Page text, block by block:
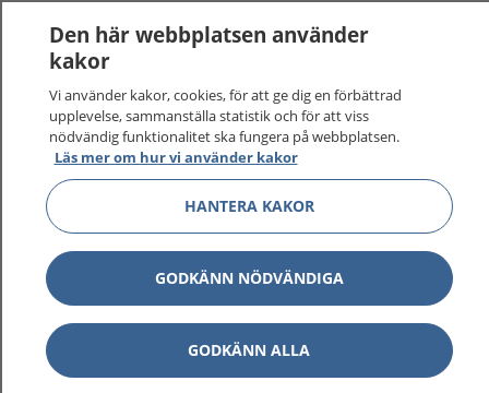
1177–tryggt om din hälsa och vård
På 1177.se får du råd om hälsa och information om
sjukdomar och vilka mottagningar du kan kontakta.
Logga in för att läsa din journal och göra dina
vårdärenden. Ring telefonnummer 1177 för
sjukvårdsrådgivning dygnet runt.
1177 ger dig råd när du vill må bättre.
Den här webbplatsen använder
kakor
Vi använder kakor, cookies, för att ge dig en förbättrad
upplevelse, sammanställa statistik och för att viss
nödvändig funktionalitet ska fungera på webbplatsen.
Läs mer om hur vi använder kakor
HANTERA KAKOR
GODKÄNN NÖDVÄNDIGA
GODKÄNN ALLA